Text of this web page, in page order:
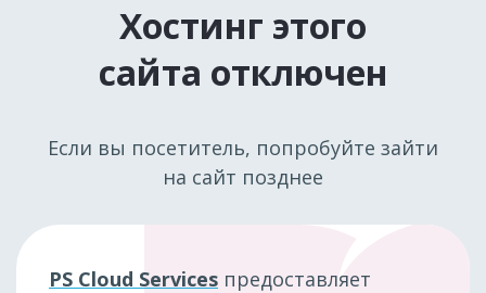
Хостинг этого
сайта отключен
Если вы посетитель, попробуйте зайти
на сайт позднее
PS Cloud Services предоставляет